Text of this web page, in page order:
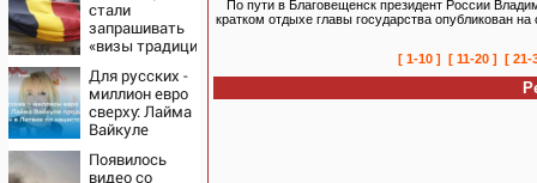
области
сегодня -
Afanasy.biz –
Тверские
новости.
Новости
ученого
Зезина,
остановившего
мальчишек на
поле с
горохом
стали
запрашивать
«визы традиционных
посольстве
РФ
Для русских -
миллион евро
сверху: Лайма
Вайкуле
особняк в
Появилось
видео со
По пути в Благовещенск президент России
кратком отдыхе главы государства опубликован на
[ 1-10 ] [ 11-20 ] [ 21-